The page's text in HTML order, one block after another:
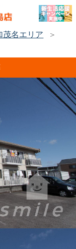
茂名エリア